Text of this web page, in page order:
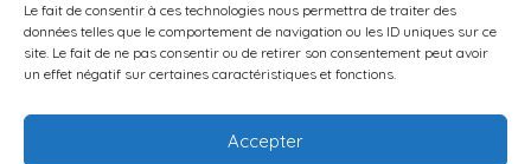
Le fait de consentir à ces technologies nous permettra de traiter des
données telles que le comportement de navigation ou les ID uniques sur ce
site. Le fait de ne pas consentir ou de retirer son consentement peut avoir
un effet négatif sur certaines caractéristiques et fonctions.
Accepter
ce qui représente le haut de la fourchette
nationale.
Cette région se distingue aussi par un